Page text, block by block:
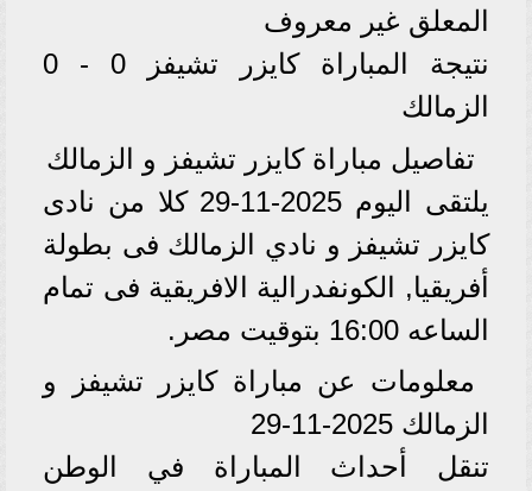
المعلق غير معروف
نتيجة المباراة كايزر تشيفز 0 - 0
الزمالك
تفاصيل مباراة كايزر تشيفز و الزمالك
يلتقى اليوم 2025-11-29 كلا من نادى
كايزر تشيفز و نادي الزمالك فى بطولة
أفريقيا, الكونفدرالية الافريقية فى تمام
الساعه 16:00 بتوقيت مصر.
معلومات عن مباراة كايزر تشيفز و
الزمالك 2025-11-29
تنقل أحداث المباراة في الوطن